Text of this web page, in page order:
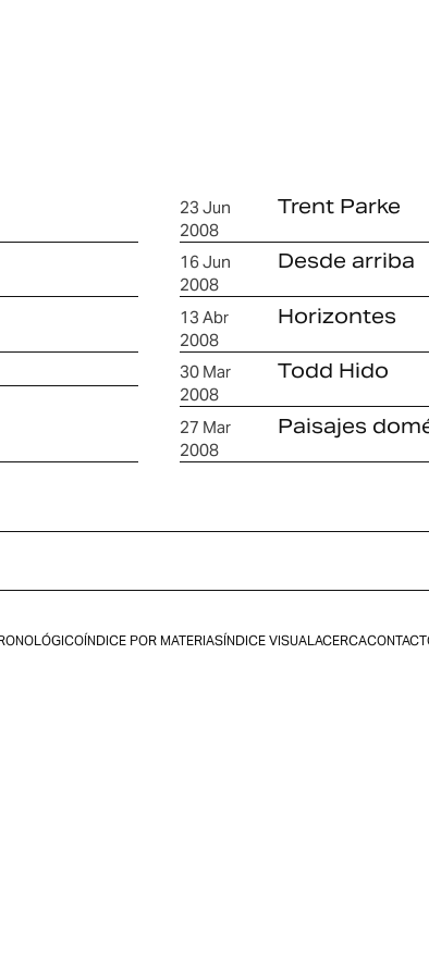
23 Jun
2008
Trent Parke
16 Jun
2008
Desde arriba
13 Abr
2008
Horizontes
30 Mar
2008
Todd Hido
27 Mar
2008
Paisajes
ÍNDICE POR MATERIASÍNDICE VISUALACERCA